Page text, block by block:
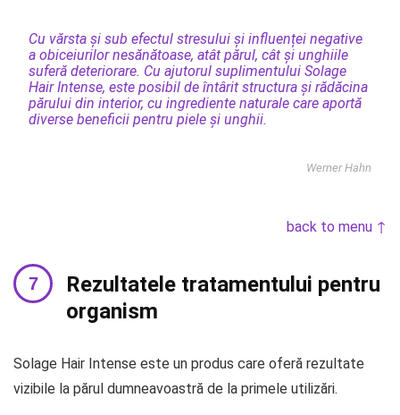
Cu vărsta și sub efectul stresului și influenței negative
a obiceiurilor nesănătoase, atât părul, cât și unghiile
suferă deteriorare. Cu ajutorul suplimentului Solage
Hair Intense, este posibil de întârit structura și rădăcina
părului din interior, cu ingrediente naturale care aportă
diverse beneficii pentru piele și unghii.
Werner Hahn
back to menu ↑
Rezultatele tratamentului pentru
organism
Solage Hair Intense este un produs care oferă rezultate
vizibile la părul dumneavoastră de la primele utilizări.